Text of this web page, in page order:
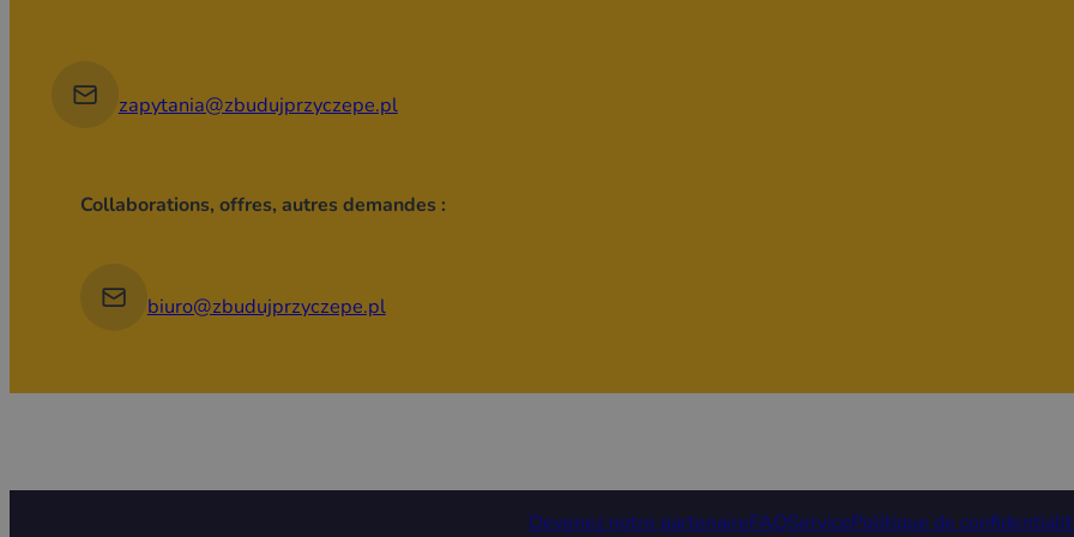
zapytania@zbudujprzyczepe.pl
Collaborations, offres, autres demandes :
biuro@zbudujprzyczepe.pl
Devenez notre partenaireFAQServicePolitique de